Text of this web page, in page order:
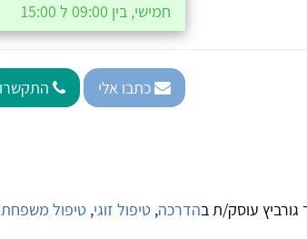
חמישי, בין 09:00 ל 15:00
כתבו אלי התקשרו
עוסק/ת בהדרכה, טיפול זוגי, טיפול